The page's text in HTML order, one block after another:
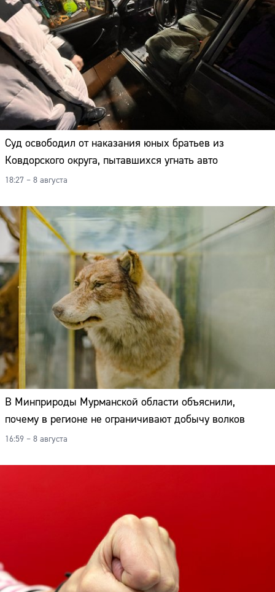
Суд освободил от наказания юных братьев из
Ковдорского округа, пытавшихся угнать авто
18:27 – 8 августа
В Минприроды Мурманской области объяснили,
почему в регионе не ограничивают добычу волков
16:59 – 8 августа
Сайт: